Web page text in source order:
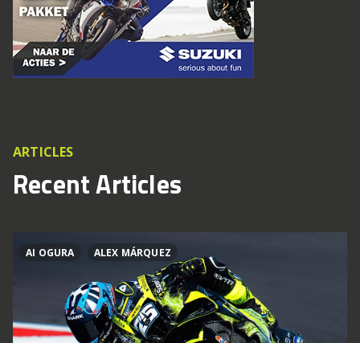
ARTICLES
Recent Articles
AI OGURA ALEX MÁRQUEZ